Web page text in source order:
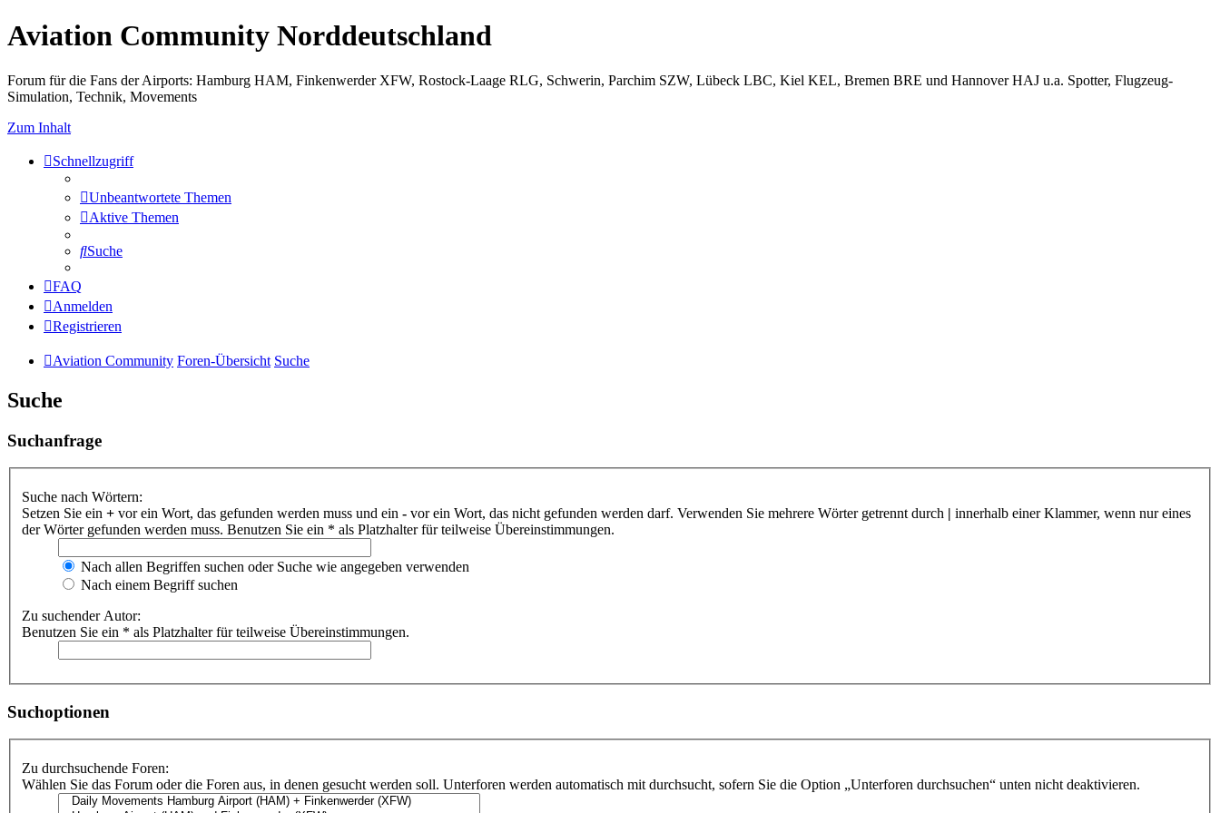
Aviation Community Norddeutschland
Forum für die Fans der Airports: Hamburg HAM, Finkenwerder XFW, Rostock-Laage RLG, Schwerin, Parchim SZW, Lübeck LBC, Kiel KEL, Bremen BRE und Hannover HAJ u.a. Spotter, Flugzeug-
Simulation, Technik, Movements
Zum Inhalt
Schnellzugriff
Unbeantwortete Themen
Aktive Themen
Suche
FAQ
Anmelden
Registrieren
Aviation Community Foren-Übersicht Suche
Suche
Suchanfrage
Suche nach Wörtern:
Setzen Sie ein + vor ein Wort, das gefunden werden muss und ein - vor ein Wort, das nicht gefunden werden darf. Verwenden Sie mehrere Wörter getrennt durch | innerhalb einer Klammer, wenn nur eines
der Wörter gefunden werden muss. Benutzen Sie ein * als Platzhalter für teilweise Übereinstimmungen.
Nach allen Begriffen suchen oder Suche wie angegeben verwenden
Nach einem Begriff suchen
Zu suchender Autor:
Benutzen Sie ein * als Platzhalter für teilweise Übereinstimmungen.
Suchoptionen
Zu durchsuchende Foren:
Wählen Sie das Forum oder die Foren aus, in denen gesucht werden soll. Unterforen werden automatisch mit durchsucht, sofern Sie die Option „Unterforen durchsuchen“ unten nicht deaktivieren.